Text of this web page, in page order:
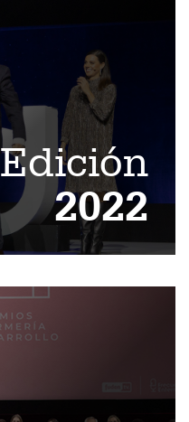
Edición
2022